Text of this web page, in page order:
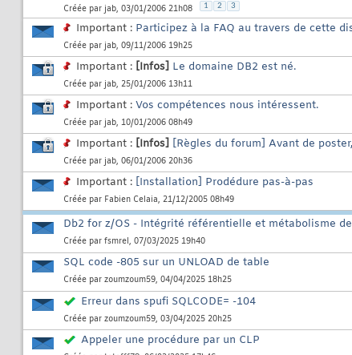
Créée par jab, 03/01/2006 21h08 1 2 3
Important : Participez à la FAQ au travers de cette
Créée par jab, 09/11/2006 19h25
Important : [Infos] Le domaine DB2 est né.
Créée par jab, 25/01/2006 13h11
Important : Vos compétences nous intéressent.
Créée par jab, 10/01/2006 08h49
Important : [Infos] [Règles du forum] Avant de
Créée par jab, 06/01/2006 20h36
Important : [Installation] Prodédure pas-à-pas
Créée par Fabien Celaia, 21/12/2005 08h49
Db2 for z/OS - Intégrité référentielle et métabolisme
Créée par fsmrel, 07/03/2025 19h40
SQL code -805 sur un UNLOAD de table
Créée par zoumzoum59, 04/04/2025 18h25
Erreur dans spufi SQLCODE= -104
Créée par zoumzoum59, 03/04/2025 20h25
Appeler une procédure par un CLP